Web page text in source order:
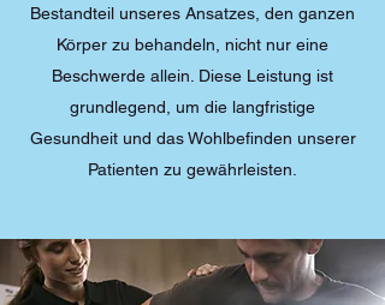
Bestandteil unseres Ansatzes, den ganzen
Körper zu behandeln, nicht nur eine
Beschwerde allein. Diese Leistung ist
grundlegend, um die langfristige
Gesundheit und das Wohlbefinden unserer
Patienten zu gewährleisten.